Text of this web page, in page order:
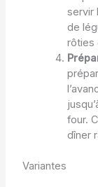
servir
de
rôties
four.
dîner
Variantes